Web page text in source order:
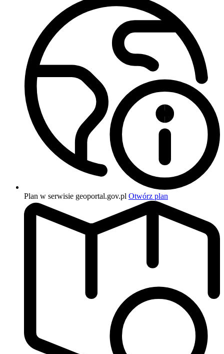
Plan w serwisie geoportal.gov.pl Otwórz plan